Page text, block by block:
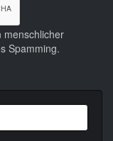
menschlicher
Spamming.